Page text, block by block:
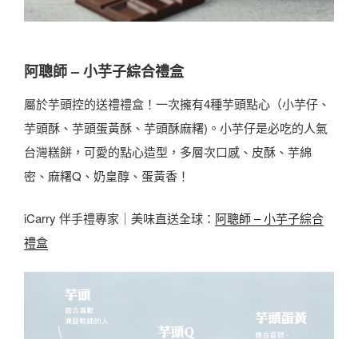
阿聰師 – 小芋子綜合禮盒
屬於芋頭控的送禮禮盒！一次擁有4種芋頭點心（小芋仔、
芋頭酥、芋頭蛋黃酥、芋頭酥麻糬)。小芋仔是必吃的人氣
台灣糕餅，可愛的點心造型，多層次口感、皮酥、芋綿
密、麻糬Q、奶皇醇、蛋黃香！
iCarry 伴手禮專家｜美味直送全球： 阿聰師 – 小芋子綜合
禮盒